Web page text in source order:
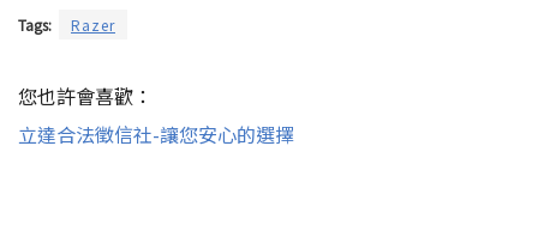
Tags: Razer
您也許會喜歡：
立達合法徵信社-讓您安心的選擇